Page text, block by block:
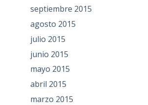
septiembre 2015
agosto 2015
julio 2015
junio 2015
mayo 2015
abril 2015
marzo 2015